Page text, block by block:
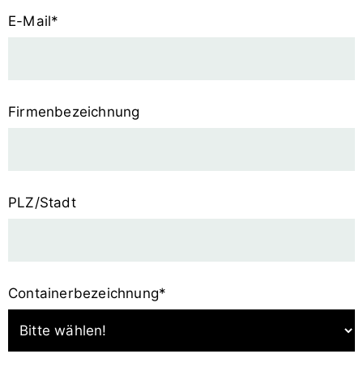
Pflichtfeld
E-Mail*
Firmenbezeichnung
PLZ/Stadt
Pflichtfeld
Containerbezeichnung*